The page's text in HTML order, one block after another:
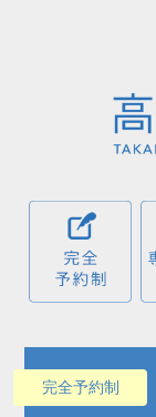
完全予約制